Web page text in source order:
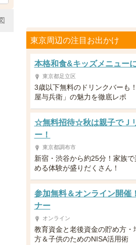
東京周辺の注目お出かけ
本格和食&キッズメニュー
東京都足立区
3歳以下無料のドリンクバーも
屋与兵衛」の魅力を徹底レポ
☆無料招待☆秋は親子でＪ
ー！
東京都調布市
新宿・渋谷から約25分！家族で
める体験が盛りだくさん！
参加無料＆オンライン開催
ナー
オンライン
教育資金と老後資金の貯め方・
方＆子供のためのNISA活用術